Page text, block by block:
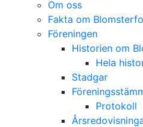
Om oss
Fakta om
Föreningen
Historien om
Hela
Stadgar
Protokoll